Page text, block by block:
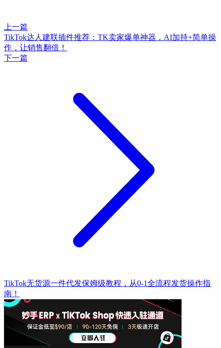
上一篇
TikTok达人建联插件推荐：TK卖家爆单神器，AI加持+简单操
作，让销售翻倍！
下一篇
TikTok无货源一件代发保姆级教程，从0-1全流程发货操作指
南！